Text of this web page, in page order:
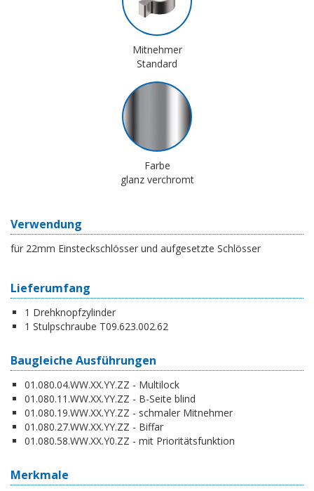
Mitnehmer
Standard
Farbe
glanz verchromt
Verwendung
für 22mm Einsteckschlösser und aufgesetzte Schlösser
Lieferumfang
1 Drehknopfzylinder
1 Stulpschraube T09.623.002.62
Baugleiche Ausführungen
01.080.04.WW.XX.YY.ZZ - Multilock
01.080.11.WW.XX.YY.ZZ - B-Seite blind
01.080.19.WW.XX.YY.ZZ - schmaler Mitnehmer
01.080.27.WW.XX.YY.ZZ - Biffar
01.080.58.WW.XX.Y0.ZZ - mit Prioritätsfunktion
Merkmale